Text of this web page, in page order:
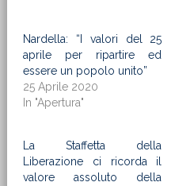
Nardella: “I valori del 25
aprile per ripartire ed
essere un popolo unito”
25 Aprile 2020
In "Apertura"
La Staffetta della
Liberazione ci ricorda il
valore assoluto della